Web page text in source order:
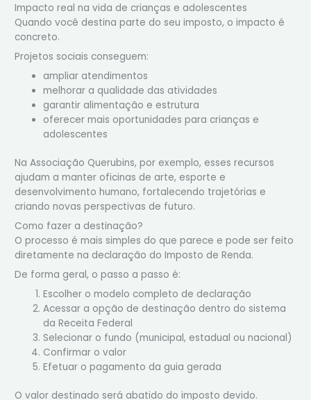
Impacto real na vida de crianças e adolescentes
Quando você destina parte do seu imposto, o impacto é
concreto.
Projetos sociais conseguem:
ampliar atendimentos
melhorar a qualidade das atividades
garantir alimentação e estrutura
oferecer mais oportunidades para crianças e
adolescentes
Na Associação Querubins, por exemplo, esses recursos
ajudam a manter oficinas de arte, esporte e
desenvolvimento humano, fortalecendo trajetórias e
criando novas perspectivas de futuro.
Como fazer a destinação?
O processo é mais simples do que parece e pode ser feito
diretamente na declaração do Imposto de Renda.
De forma geral, o passo a passo é:
Escolher o modelo completo de declaração
Acessar a opção de destinação dentro do sistema
da Receita Federal
Selecionar o fundo (municipal, estadual ou nacional)
Confirmar o valor
Efetuar o pagamento da guia gerada
O valor destinado será abatido do imposto devido.